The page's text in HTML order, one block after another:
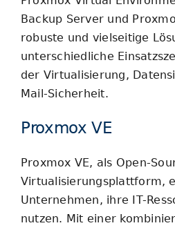
Blog
Backup Server und
robuste und vielseitige
unterschiedliche
der Virtualisierung,
Mail-Sicherheit.
Proxmox VE
Proxmox VE, als Open-
Virtualisierungsplattform,
Unternehmen, ihre IT-
nutzen. Mit einer